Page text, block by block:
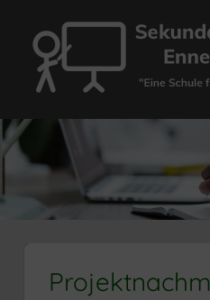
Inhalt
springen
Sekundarschule
Ennepetal